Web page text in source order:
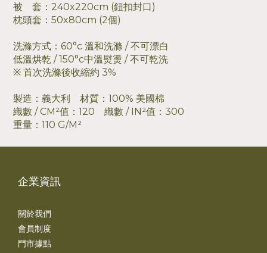
被 套：240x220cm (鈕扣封口)
枕頭套：50x80cm (2個)
洗滌方式：60°c 溫和洗滌 / 不可漂白
低溫烘乾 / 150°c中溫熨燙 / 不可乾洗
※ 首次洗滌後收縮約 3%
製造：義大利 材質：100% 美國棉
織數 / CM²值：120 織數 / IN²值：300
重量：110 G/M²
企業資訊
關於我們
會員制度
門市據點